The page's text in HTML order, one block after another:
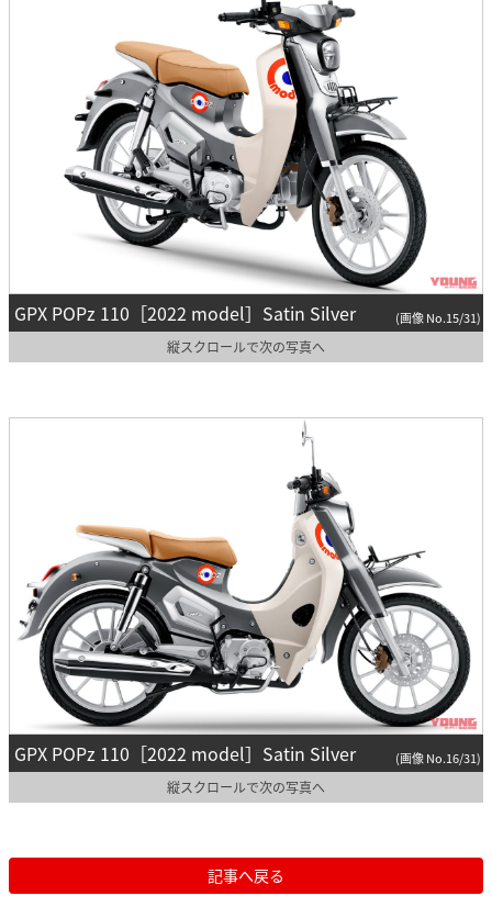
GPX POPz 110［2022 model］Satin Silver (画像 No.15/31)
縦スクロールで次の写真へ
GPX POPz 110［2022 model］Satin Silver (画像 No.16/31)
縦スクロールで次の写真へ
記事へ戻る